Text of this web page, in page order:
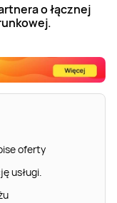
o łącznej
oferty
usługi.